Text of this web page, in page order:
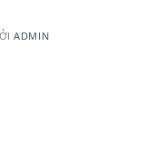
ADMIN